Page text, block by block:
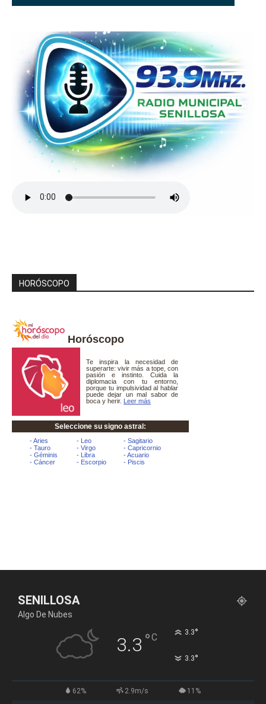
HORÓSCOPO
Horóscopo
SENILLOSA
Algo De Nubes
3.3 °C 3.3°
3.3°
62% 2.9m/s 11%